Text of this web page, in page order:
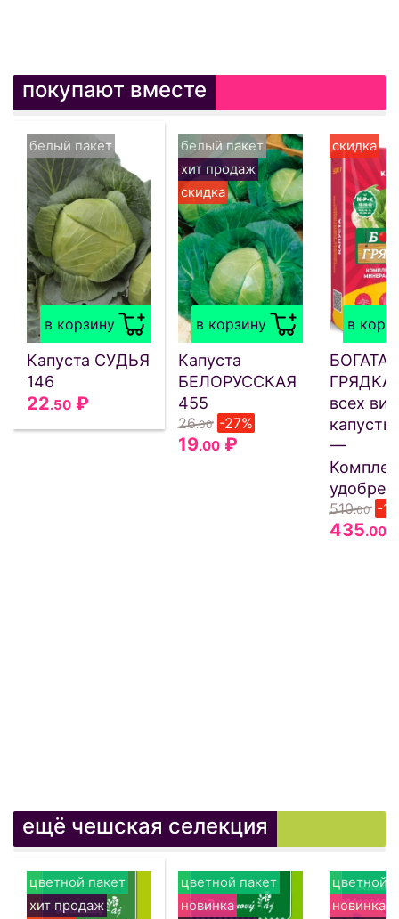
покупают вместе
в корзину
белый пакет
Капуста СУДЬЯ
146
22.50 ₽
в корзину
белый пакет
хит продаж
скидка
Капуста
БЕЛОРУССКАЯ
455
26.00 -27%
19.00 ₽
в
скидка
БОГАТАЯ
ГРЯДКА
всех
капусты
—
510.00 -
435.00
ещё чешская селекция
цветной пакет
хит продаж
цветной пакет
новинка
цветной
новинка